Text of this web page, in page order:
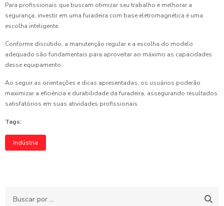
Para profissionais que buscam otimizar seu trabalho e melhorar a
segurança, investir em uma furadeira com base eletromagnética é uma
escolha inteligente.
Conforme discutido, a manutenção regular e a escolha do modelo
adequado são fundamentais para aproveitar ao máximo as capacidades
desse equipamento.
Ao seguir as orientações e dicas apresentadas, os usuários poderão
maximizar a eficiência e durabilidade da furadeira, assegurando resultados
satisfatórios em suas atividades profissionais.
Tags:
Indústria